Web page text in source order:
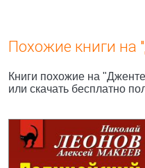
Похожие книги на
Книги похожие на
или скачать бесплатно